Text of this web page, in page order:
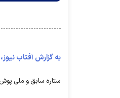
به گزارش آفتاب نیوز،
ستاره سابق و ملی پوش‌ آرسنال و چلسی 385 بازی